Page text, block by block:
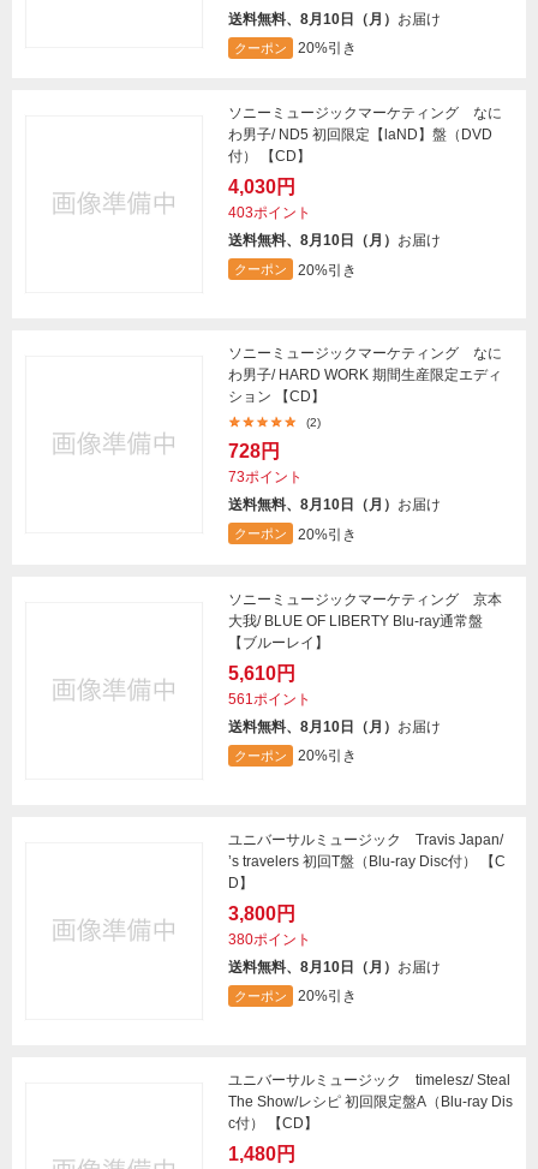
送料無料、8月10日（月） お届け
クーポン 20%引き
ソニーミュージックマーケティング なに
わ男子/ ND5 初回限定【laND】盤（DVD
付） 【CD】
4,030円
403ポイント
送料無料、8月10日（月） お届け
クーポン 20%引き
ソニーミュージックマーケティング なに
わ男子/ HARD WORK 期間生産限定エディ
ション 【CD】
(2)
728円
73ポイント
送料無料、8月10日（月） お届け
クーポン 20%引き
ソニーミュージックマーケティング 京本
大我/ BLUE OF LIBERTY Blu-ray通常盤
【ブルーレイ】
5,610円
561ポイント
送料無料、8月10日（月） お届け
クーポン 20%引き
ユニバーサルミュージック Travis Japan/
’s travelers 初回T盤（Blu-ray Disc付） 【C
D】
3,800円
380ポイント
送料無料、8月10日（月） お届け
クーポン 20%引き
ユニバーサルミュージック timelesz/ Steal
The Show/レシピ 初回限定盤A（Blu-ray Dis
c付） 【CD】
1,480円